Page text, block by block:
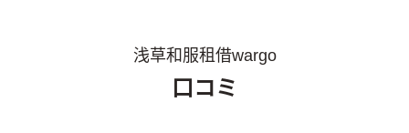
浅草和服租借wargo
口コミ